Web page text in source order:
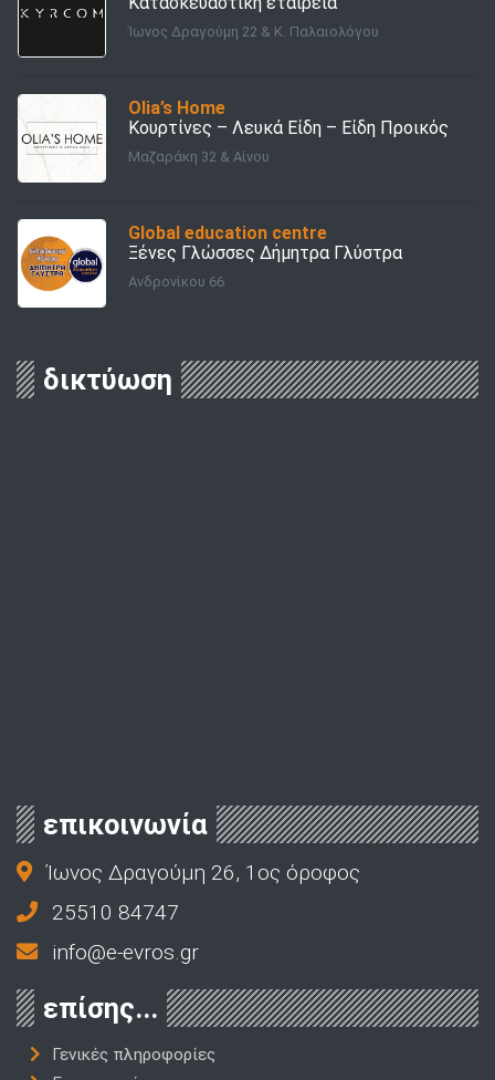
Ίωνος Δραγούμη 22 & Κ. Παλαιολόγου
Olia’s Home
Κουρτίνες – Λευκά Είδη – Είδη Προικός
Μαζαράκη 32 & Αίνου
Global education centre
Ξένες Γλώσσες Δήμητρα Γλύστρα
Ανδρονίκου 66
δικτύωση
επικοινωνία
Ίωνος Δραγούμη 26, 1ος όροφος
25510 84747
info@e-evros.gr
επίσης...
Γενικές πληροφορίες